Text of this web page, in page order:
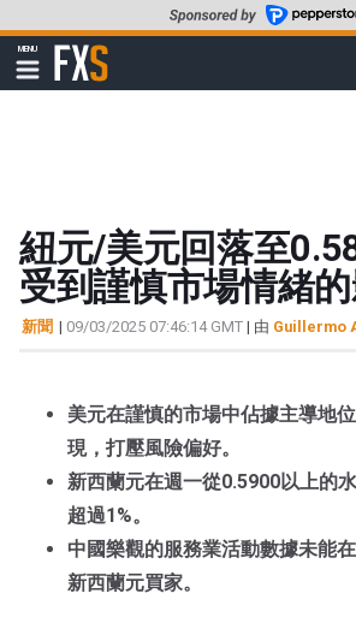
至
要
MENU
顯
示
FXStreet
紐元/美元回落至
受到謹慎市場情緒
新聞 | 09/03/2025 07:46:14 GMT | 由 Guillermo
美元在謹慎的市場中佔據主導地
現，打壓風險偏好。
新西蘭元在週一從0.5900以上的
超過1%。
中國樂觀的服務業活動數據未能
新西蘭元買家。